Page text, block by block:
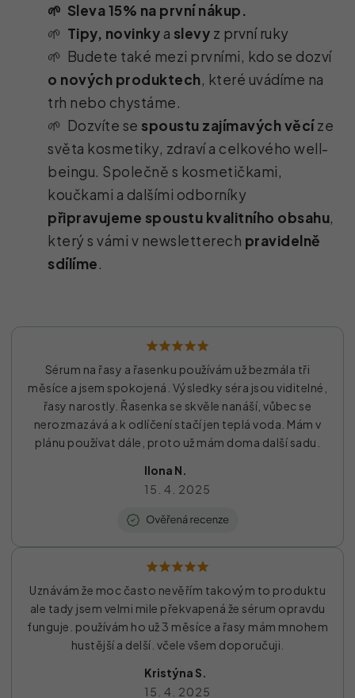
🌱 Sleva 15% na první nákup.
🌱 Tipy, novinky a slevy z první ruky
🌱 Budete také mezi prvními, kdo se dozví
o nových produktech, které uvádíme na
trh nebo chystáme.
🌱 Dozvíte se spoustu zajímavých věcíze
světa kosmetiky, zdraví a celkového well-
beingu. Společně s kosmetičkami,
koučkami a dalšími odborníky
připravujeme spoustu kvalitního obsahu,
který s vámi v newsletterech pravidelně
sdílíme.
Sérum na řasy a řasenku používám už bezmála tři
měsíce a jsem spokojená. Výsledky séra jsou viditelné,
řasy narostly. Řasenka se skvěle nanáší, vůbec se
nerozmazává a k odlíčení stačí jen teplá voda. Mám v
plánu používat dále, proto už mám doma další sadu.
Ilona N.
15. 4. 2025
Uznávám že moc často nevěřím takovým to produktu
ale tady jsem velmi mile překvapená že sérum opravdu
funguje. používám ho už 3 měsíce a řasy mám mnohem
hustější a delší. včele všem doporučuji.
Kristýna S.
15. 4. 2025